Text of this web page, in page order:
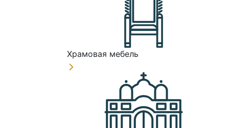
Храмовая мебель